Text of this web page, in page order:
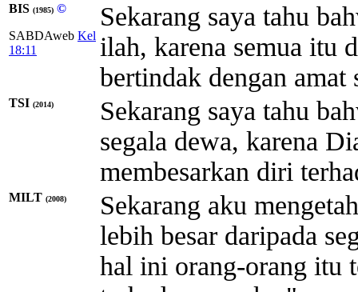
BIS (1985) ©
SABDAweb Kel
18:11
Sekarang saya tahu
ilah, karena semua itu
bertindak dengan
TSI (2014)
Sekarang saya tahu
segala dewa, karena
membesarkan diri
MILT (2008)
Sekarang aku
lebih besar daripada
hal ini orang-orang itu